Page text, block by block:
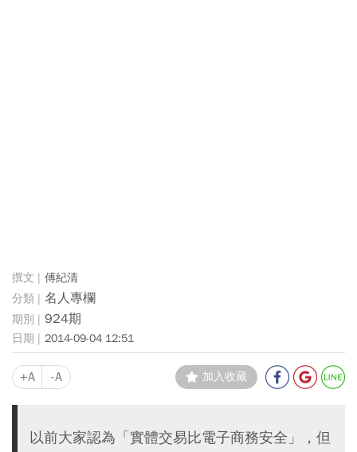
傅紀清
名人專欄
924期
2014-09-04 12:51
+A -A 加入收藏
以前大家認為「實體交易比電子商務安全」，但